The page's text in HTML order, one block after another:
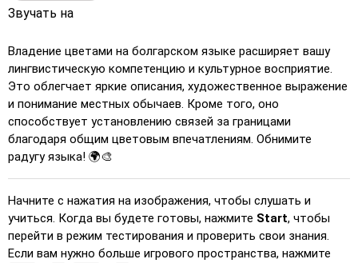
Звучать на
Владение цветами на болгарском языке расширяет вашу
лингвистическую компетенцию и культурное восприятие.
Это облегчает яркие описания, художественное выражение
и понимание местных обычаев. Кроме того, оно
способствует установлению связей за границами
благодаря общим цветовым впечатлениям. Обнимите
радугу языка! 🌍🎨
Начните с нажатия на изображения, чтобы слушать и
учиться. Когда вы будете готовы, нажмите Start, чтобы
перейти в режим тестирования и проверить свои знания.
Если вам нужно больше игрового пространства, нажмите